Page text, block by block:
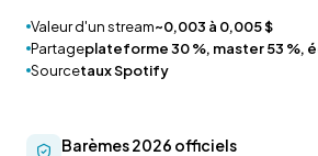
Valeur d'un stream~0,003 à 0,005 $
Partageplateforme 30 %, master 53 %,
Sourcetaux Spotify
Barèmes 2026 officiels